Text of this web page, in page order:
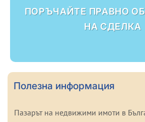
ПОРЪЧАЙТЕ ПРАВНО
НА СДЕЛКА
Полезна информация